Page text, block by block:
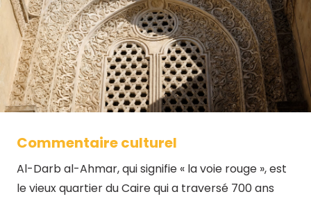
Commentaire culturel
Al-Darb al-Ahmar, qui signifie « la voie rouge », est
le vieux quartier du Caire qui a traversé 700 ans